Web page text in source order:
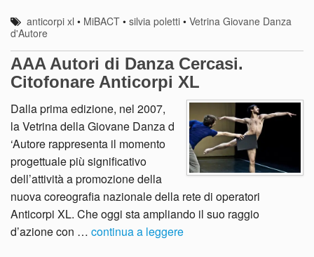
anticorpi xl • MiBACT •silvia poletti •Vetrina Giovane Danza
d'Autore
AAA Autori di Danza Cercasi.
Citofonare Anticorpi XL
Dalla prima edizione, nel 2007,
la Vetrina della Giovane Danza d
‘Autore rappresenta il momento
progettuale più significativo
dell’attività a promozione della
nuova coreografia nazionale della rete di operatori
Anticorpi XL. Che oggi sta ampliando il suo raggio
d’azione con … continua a leggere